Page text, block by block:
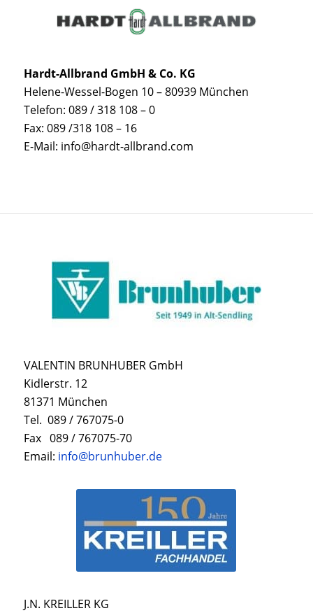
Hardt-Allbrand GmbH & Co. KG
Helene-Wessel-Bogen 10 – 80939 München
Telefon: 089 / 318 108 – 0
Fax: 089 /318 108 – 16
E-Mail: info@hardt-allbrand.com
VALENTIN BRUNHUBER GmbH
Kidlerstr. 12
81371 München
Tel. 089 / 767075-0
Fax 089 / 767075-70
Email: info@brunhuber.de
J.N. KREILLER KG